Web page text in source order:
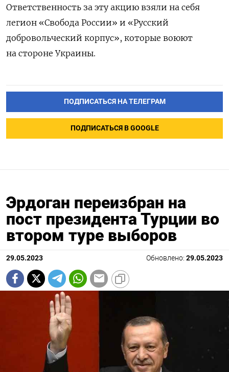
Ответственность за эту акцию взяли на себя
легион «Свобода России» и «Русский
добровольческий корпус», которые воюют
на стороне Украины.
ПОДПИСАТЬСЯ НА ТЕЛЕГРАМ
ПОДПИСАТЬСЯ В GOOGLE
Эрдоган переизбран на
пост президента Турции во
втором туре выборов
29.05.2023 Обновлено: 29.05.2023